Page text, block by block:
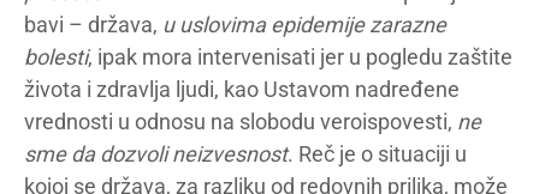
bavi – država, u uslovima epidemije zarazne
bolesti, ipak mora intervenisati jer u pogledu zaštite
života i zdravlja ljudi, kao Ustavom nadređene
vrednosti u odnosu na slobodu veroispovesti, ne
sme da dozvoli neizvesnost. Reč je o situaciji u
kojoj se država, za razliku od redovnih prilika, može